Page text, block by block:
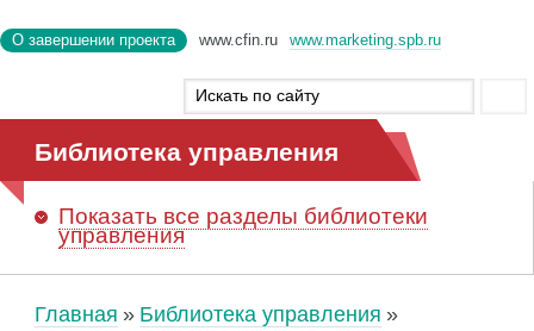
О завершении проекта www.cfin.ru www.marketing.spb.ru
Библиотека управления
Показать все разделы библиотеки
управления
Главная
Библиотека управления